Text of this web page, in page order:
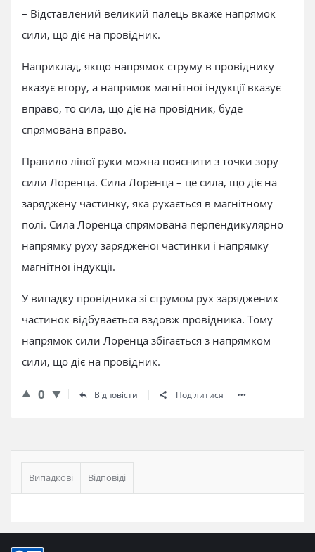
– Відставлений великий палець вкаже напрямок
сили, що діє на провідник.
Наприклад, якщо напрямок струму в провіднику
вказує вгору, а напрямок магнітної індукції вказує
вправо, то сила, що діє на провідник, буде
спрямована вправо.
Правило лівої руки можна пояснити з точки зору
сили Лоренца. Сила Лоренца – це сила, що діє на
заряджену частинку, яка рухається в магнітному
полі. Сила Лоренца спрямована перпендикулярно
напрямку руху зарядженої частинки і напрямку
магнітної індукції.
У випадку провідника зі струмом рух заряджених
частинок відбувається вздовж провідника. Тому
напрямок сили Лоренца збігається з напрямком
сили, що діє на провідник.
0 Відповісти Поділитися
Бічна
панель
Випадкові Відповіді